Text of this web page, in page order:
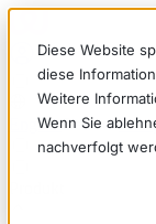
Diese Website
diese
Weitere
Wenn Sie
nachverfolgt
EnglishDeutsch